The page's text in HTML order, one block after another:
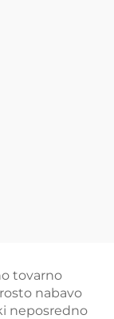
tovarno
nabavo
neposredno